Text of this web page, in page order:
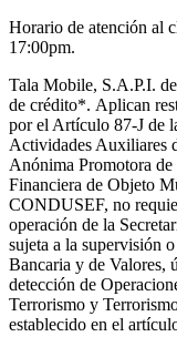
Horario de atención al
17:00pm.
Tala Mobile, S.A.P.I.
de crédito*. Aplican
por el Artículo 87-J de
Actividades Auxiliares
Anónima Promotora
Financiera de Objeto
CONDUSEF, no
operación de la
sujeta a la supervisión
Bancaria y de Valores,
detección de
Terrorismo y
establecido en el